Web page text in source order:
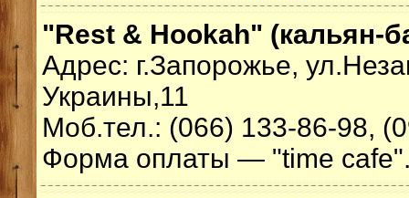
"Rest & Hookah" (кальян-
Адрес: г.Запорожье,
Украины,11
Моб.тел.: (066) 133-86-98,
Форма оплаты — "time